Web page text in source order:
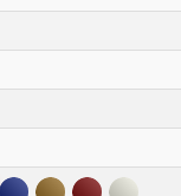
Xanh Nâu Đỏ Trắng